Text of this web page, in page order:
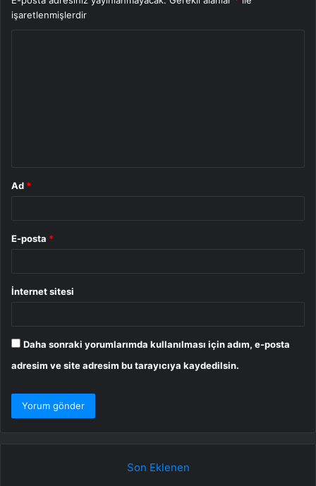
işaretlenmişlerdir
Ad *
E-posta *
İnternet sitesi
Daha sonraki yorumlarımda kullanılması için adım, e-posta
adresim ve site adresim bu tarayıcıya kaydedilsin.
Son Eklenen